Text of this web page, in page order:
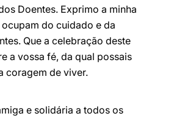
Doentes. Exprimo a minha
do cuidado e da
Que a celebração deste
a vossa fé, da qual possais
coragem de viver.
e solidária a todos os